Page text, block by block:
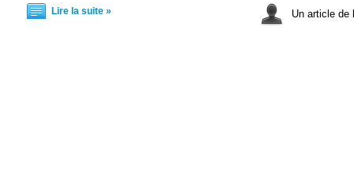
Lire la suite » Un article de